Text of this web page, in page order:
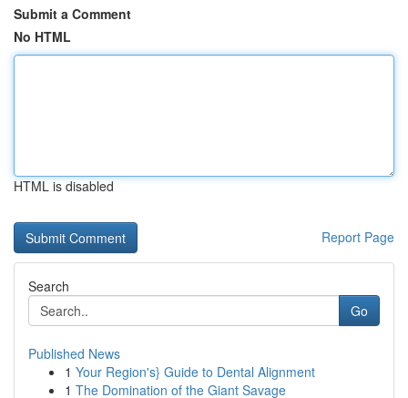
Submit a Comment
No HTML
HTML is disabled
Report Page
Search
Go
Published News
1 Your Region's} Guide to Dental Alignment
1 The Domination of the Giant Savage